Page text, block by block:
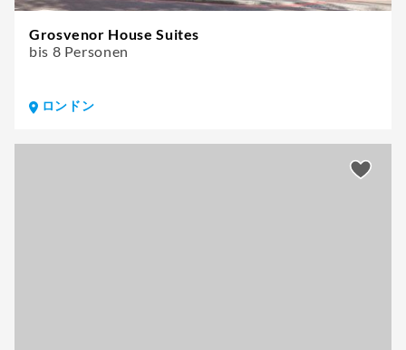
Grosvenor House Suites
bis 8 Personen
ロンドン